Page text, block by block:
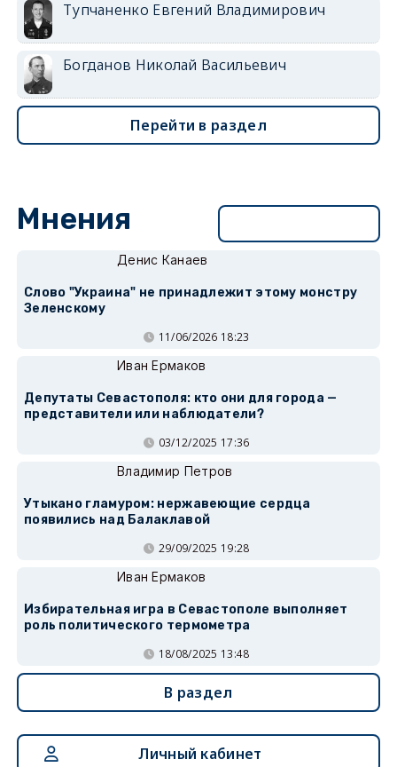
Тупчаненко Евгений Владимирович
Богданов Николай Васильевич
Перейти в раздел
Мнения
Денис Канаев
Слово "Украина" не принадлежит этому монстру
Зеленскому
11/06/2026 18:23
Иван Ермаков
Депутаты Севастополя: кто они для города —
представители или наблюдатели?
03/12/2025 17:36
Владимир Петров
Утыкано гламуром: нержавеющие сердца
появились над Балаклавой
29/09/2025 19:28
Иван Ермаков
Избирательная игра в Севастополе выполняет
роль политического термометра
18/08/2025 13:48
В раздел
Личный кабинет